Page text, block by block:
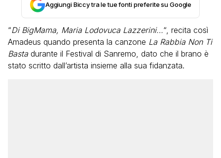
Aggiungi Biccy tra le tue fonti preferite su Google
“Di BigMama, Maria Lodovuca Lazzerini…“, recita così
Amadeus quando presenta la canzone La Rabbia Non Ti
Basta durante il Festival di Sanremo, dato che il brano è
stato scritto dall’artista insieme alla sua fidanzata.